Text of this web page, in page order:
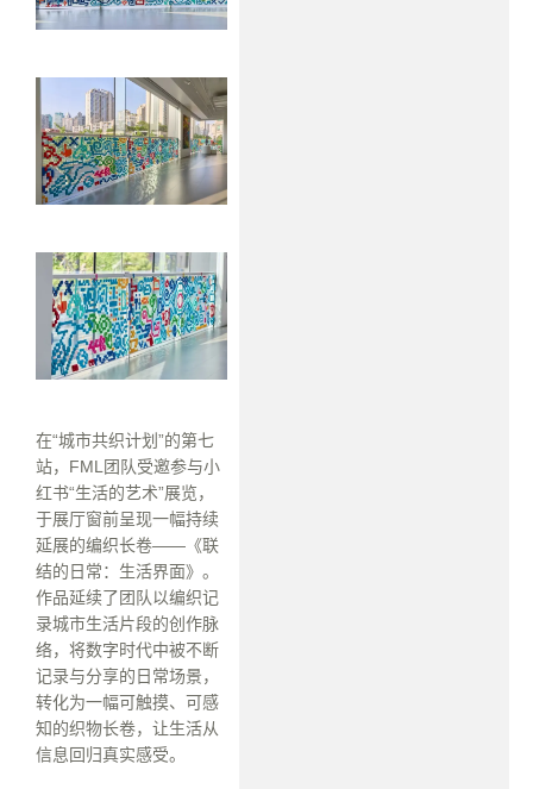
在“城市共织计划”的第七
站，FML团队受邀参与小
红书“生活的艺术”展览，
于展厅窗前呈现一幅持续
延展的编织长卷——《联
结的日常：生活界面》。
作品延续了团队以编织记
录城市生活片段的创作脉
络，将数字时代中被不断
记录与分享的日常场景，
转化为一幅可触摸、可感
知的织物长卷，让生活从
信息回归真实感受。